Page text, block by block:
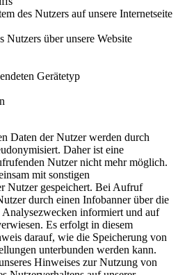
des Nutzers auf unsere Internetseite
Nutzers über unsere Website
Gerätetyp
Daten der Nutzer werden durch
Daher ist eine
Nutzer nicht mehr möglich.
mit sonstigen
Nutzer gespeichert. Bei Aufruf
durch einen Infobanner über die
informiert und auf
Es erfolgt in diesem
darauf, wie die Speicherung von
unterbunden werden kann.
Hinweises zur Nutzung von